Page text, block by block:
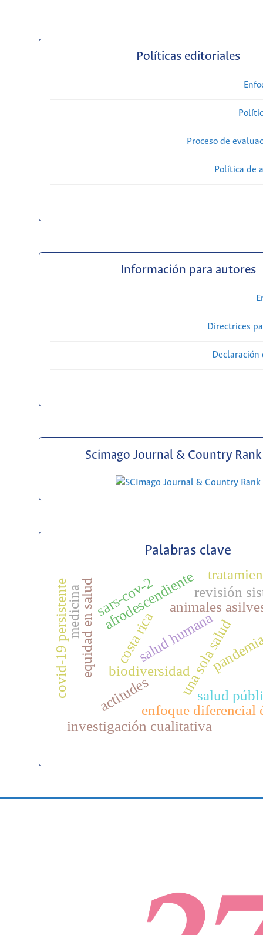
Políticas editoriales
Proceso de
Política de
Información para autores
Directrices
Scimago Journal & Country Rank
Palabras clave
una sola salud
animales
salud
biodiversidad
afrodescendiente
enfoque diferencial
equidad en salud costa rica
actitudes
medicina
investigación cualitativa
salud humana
revisión
sars-cov-2
covid-19 persistente